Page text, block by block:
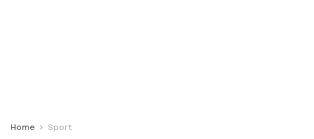
Home Sport